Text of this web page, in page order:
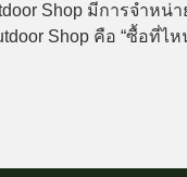
Shop มีการจำหน่
Shop คือ “ซื้อที่ไห